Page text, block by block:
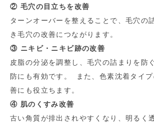
② 毛穴の目立ちを改善
ターンオーバーを整えることで、毛穴の
き毛穴の改善につながります。
③ ニキビ・ニキビ跡の改善
皮脂の分泌を調整し、毛穴の詰まりを防
防にも有効です。 また、色素沈着タイ
善にも役立ちます。
④ 肌のくすみ改善
古い角質が排出されやすくなり、明るく